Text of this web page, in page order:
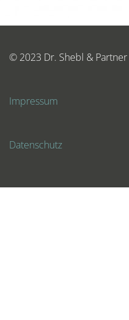
© 2023 Dr. Shebl &
Impressum
Datenschutz